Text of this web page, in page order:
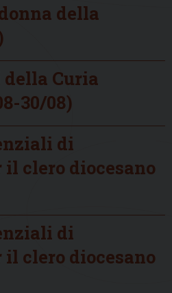
della
Curia
30/08)
di
clero diocesano
di
clero diocesano